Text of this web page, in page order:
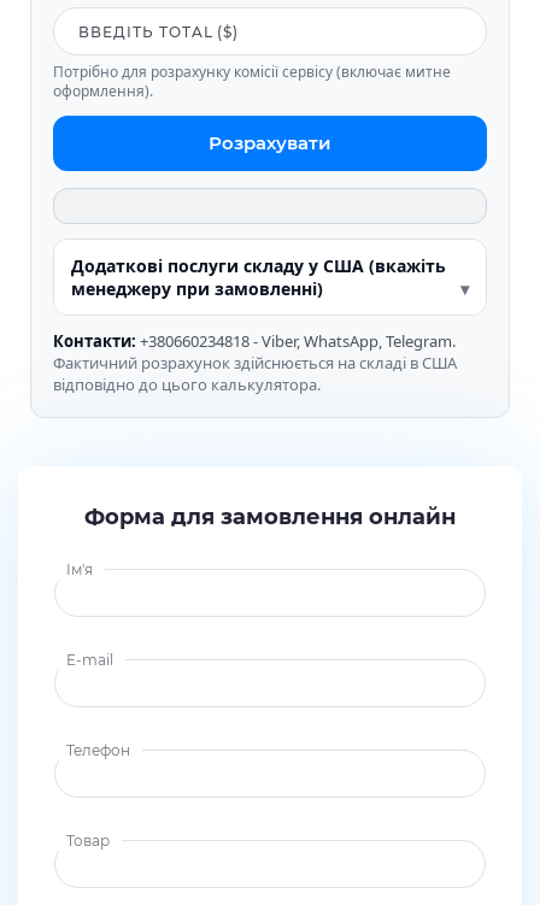
Потрібно для розрахунку комісії сервісу (включає митне
оформлення).
Розрахувати
Додаткові послуги складу у США (вкажіть
менеджеру при замовленні)
Контакти: +380660234818 - Viber, WhatsApp, Telegram.
Фактичний розрахунок здійснюється на складі в США
відповідно до цього калькулятора.
Форма для замовлення онлайн
Ім'я
E-mail
Телефон
Товар